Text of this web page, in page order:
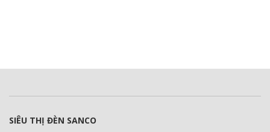
SIÊU THỊ ĐÈN SANCO